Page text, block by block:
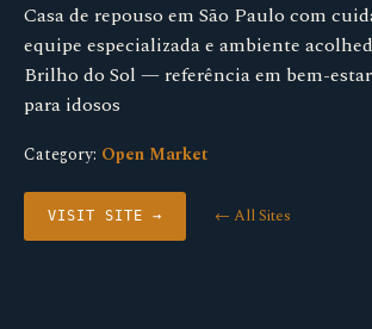
Casa de repouso em São Paulo com
equipe especializada e ambiente
Brilho do Sol — referência em bem-
para idosos
Category: Open Market
VISIT SITE → ← All Sites